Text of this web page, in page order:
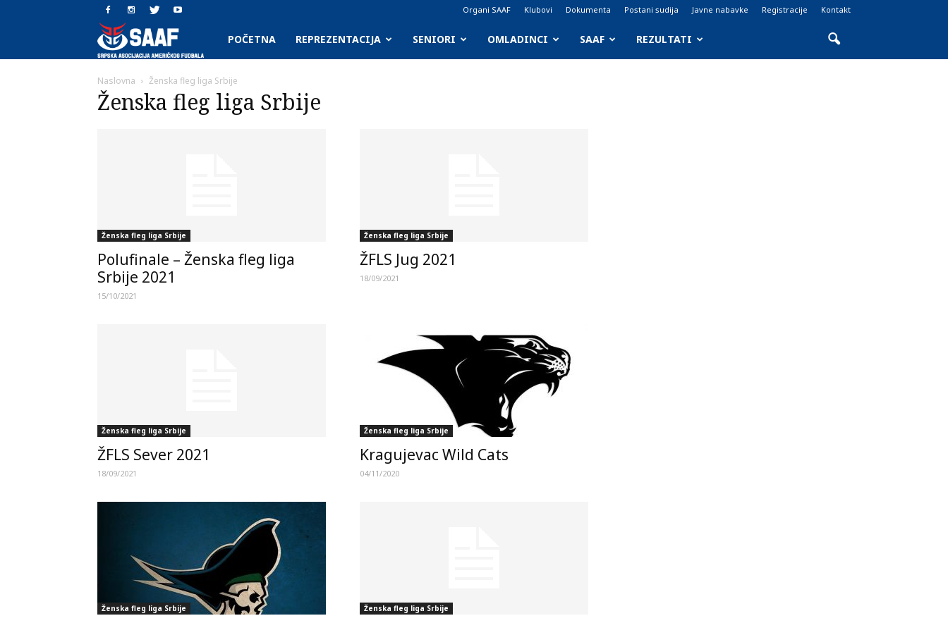
Organi SAAF Klubovi Dokumenta Postani sudija Javne nabavke Registracije Kontakt
SAAF.rs
POČETNA REPREZENTACIJA SENIORI OMLADINCI SAAF REZULTATI
Naslovna Ženska fleg liga Srbije
Ženska fleg liga Srbije
Ženska fleg liga Srbije
Polufinale – Ženska fleg liga
Srbije 2021
15/10/2021
Ženska fleg liga Srbije
ŽFLS Jug 2021
18/09/2021
Ženska fleg liga Srbije
ŽFLS Sever 2021
18/09/2021
Ženska fleg liga Srbije
Kragujevac Wild Cats
04/11/2020
Ženska fleg liga Srbije Ženska fleg liga Srbije